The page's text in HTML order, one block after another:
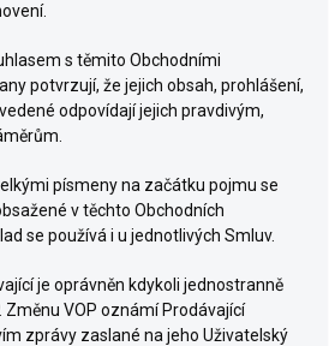
s těmito Obchodními
potvrzují, že jejich obsah, prohlášení,
odpovídají jejich pravdivým,
písmeny na začátku pojmu se
v těchto Obchodních
se používá i u jednotlivých Smluv.
je oprávněn kdykoli jednostranně
Změnu VOP oznámí Prodávající
zprávy zaslané na jeho Uživatelský